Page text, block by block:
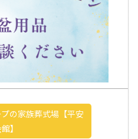
の家族葬式場【平安
】